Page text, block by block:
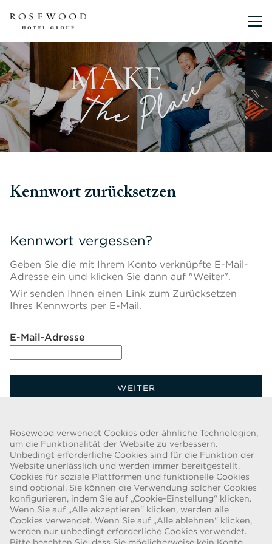
Rosewood verwendet Cookies oder ähnliche Technologien,
um die Funktionalität der Website zu verbessern.
Unbedingt erforderliche Cookies sind für die Funktion der
Website unerlässlich und werden immer bereitgestellt.
Cookies für soziale Plattformen und funktionelle Cookies
sind optional. Sie können die Verwendung solcher Cookies
konfigurieren, indem Sie auf „Cookie-Einstellung“ klicken.
Wenn Sie auf „Alle akzeptieren“ klicken, werden alle
Cookies verwendet. Wenn Sie auf „Alle ablehnen“ klicken,
werden nur unbedingt erforderliche Cookies verwendet.
Kennwort zurücksetzen
Kennwort vergessen?
Geben Sie die mit Ihrem Konto verknüpfte E-Mail-
Adresse ein und klicken Sie dann auf "Weiter".
Wir senden Ihnen einen Link zum Zurücksetzen
Ihres Kennworts per E-Mail.
Setzen Sie das Kennwort mit Ihrer E-Mail zurück.
E-Mail-Adresse
WEITER
Zurück Zur Anmeldung
BETRUGSWARNUNG
Wir wurden auf eine aktuelle Betrugsmasche aufmerksam gemacht,
bei der Personen, die sich als Recruiter/Recruiterin ausgeben,
Arbeitsverträge für die Rosewood Hotel Group anbieten. Diese
Anfragen erfolgen durch Personen, die webbasierte E-Mail-Konten